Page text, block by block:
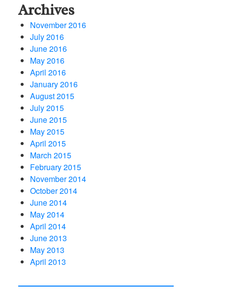
Archives
November 2016
July 2016
June 2016
May 2016
April 2016
January 2016
August 2015
July 2015
June 2015
May 2015
April 2015
March 2015
February 2015
November 2014
October 2014
June 2014
May 2014
April 2014
June 2013
May 2013
April 2013